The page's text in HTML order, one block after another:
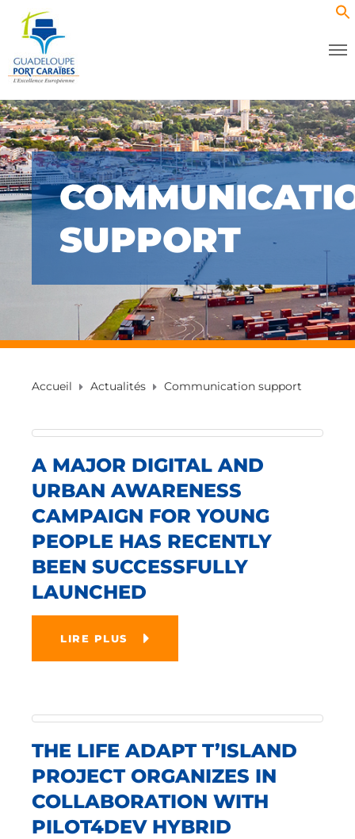
SUPPORT
Accueil Actualités Communication support
A MAJOR DIGITAL AND
URBAN AWARENESS
CAMPAIGN FOR YOUNG
PEOPLE HAS RECENTLY
BEEN SUCCESSFULLY
LAUNCHED
LIRE PLUS
THE LIFE ADAPT T’ISLAND
PROJECT ORGANIZES IN
COLLABORATION WITH
PILOT4DEV HYBRID